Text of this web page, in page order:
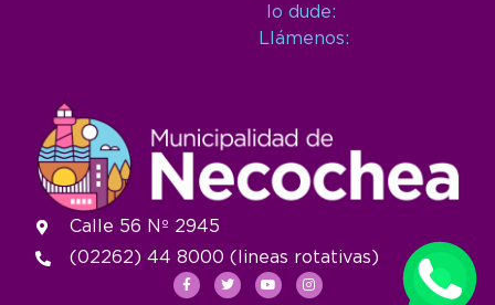
lo dude:
Llámenos:
Calle 56 Nº 2945
(02262) 44 8000 (lineas rotativas)